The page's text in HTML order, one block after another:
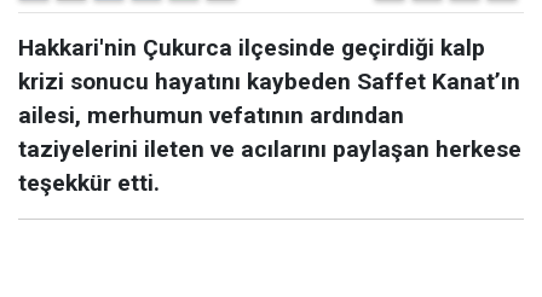
Hakkari'nin Çukurca ilçesinde geçirdiği kalp
krizi sonucu hayatını kaybeden Saffet Kanat’ın
ailesi, merhumun vefatının ardından
taziyelerini ileten ve acılarını paylaşan herkese
teşekkür etti.